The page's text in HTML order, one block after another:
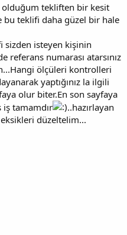
olduğum tekliften bir kesit
bu teklifi daha güzel bir hale
sizden isteyen kişinin
referans numarası atarsınız
ölçüleri kontrolleri
yaptığınız la ilgili
olur biter.En son sayfaya
iş tamamdır
..hazırlayan
düzeltelim...